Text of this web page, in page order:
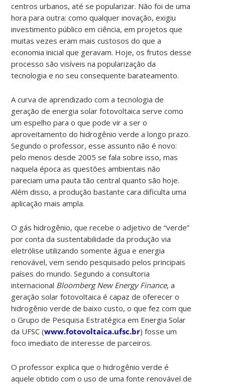
centros urbanos, até se popularizar. Não foi de uma
hora para outra: como qualquer inovação, exigiu
investimento público em ciência, em projetos que
muitas vezes eram mais custosos do que a
economia inicial que geravam. Hoje, os frutos desse
processo são visíveis na popularização da
tecnologia e no seu consequente barateamento.
A curva de aprendizado com a tecnologia de
geração de energia solar fotovoltaica serve como
um espelho para o que pode vir a ser o
aproveitamento do hidrogênio verde a longo prazo.
Segundo o professor, esse assunto não é novo:
pelo menos desde 2005 se fala sobre isso, mas
naquela época as questões ambientais não
pareciam uma pauta tão central quanto são hoje.
Além disso, a produção bastante cara dificulta uma
aplicação mais ampla.
O gás hidrogênio, que recebe o adjetivo de “verde”
por conta da sustentabilidade da produção via
eletrólise utilizando somente água e energia
renovável, vem sendo pesquisado pelos principais
países do mundo. Segundo a consultoria
internacional Bloomberg New Energy Finance, a
geração solar fotovoltaica é capaz de oferecer o
hidrogênio verde de baixo custo, o que fez com que
o Grupo de Pesquisa Estratégica em Energia Solar
da UFSC (www.fotovoltaica.ufsc.br) fosse um
foco imediato de interesse de parceiros.
O professor explica que o hidrogênio verde é
aquele obtido com o uso de uma fonte renovável de